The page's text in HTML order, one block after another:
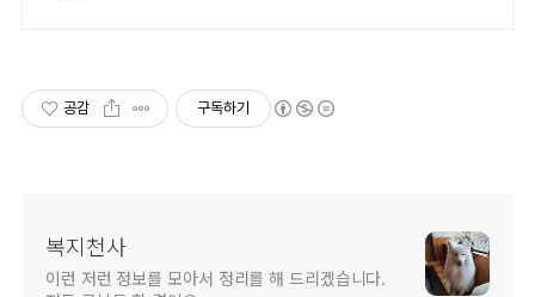
공감 구독하기
복지천사
이런 저런 정보를 모아서 정리를 해 드리겠습니다.